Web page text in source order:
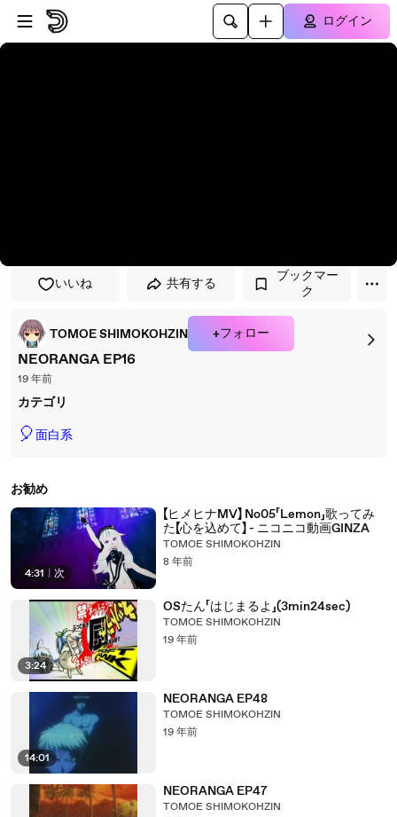
プレイヤーにスキップ
メインコンテンツにスキップ
ログイン
いいね 共有する
ブックマー
ク
TOMOE SHIMOKOHZIN +フォロー
NEORANGA EP16
19 年前
カテゴリ
🎈面白系
お勧め
4:31 次
【ヒメヒナMV】 No05「Lemon」歌ってみ
た【心を込めて】 - ニコニコ動画GINZA
TOMOE SHIMOKOHZIN
8 年前
3:24
OSたん「はじまるよ」(3min24sec)
TOMOE SHIMOKOHZIN
19 年前
14:01
NEORANGA EP48
TOMOE SHIMOKOHZIN
19 年前
NEORANGA EP47
TOMOE SHIMOKOHZIN